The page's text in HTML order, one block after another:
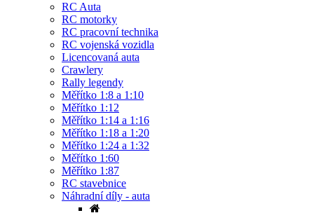
RC Auta
RC motorky
RC pracovní technika
RC vojenská vozidla
Licencovaná auta
Crawlery
Rally legendy
Měřítko 1:8 a 1:10
Měřítko 1:12
Měřítko 1:14 a 1:16
Měřítko 1:18 a 1:20
Měřítko 1:24 a 1:32
Měřítko 1:60
Měřítko 1:87
RC stavebnice
Náhradní díly - auta